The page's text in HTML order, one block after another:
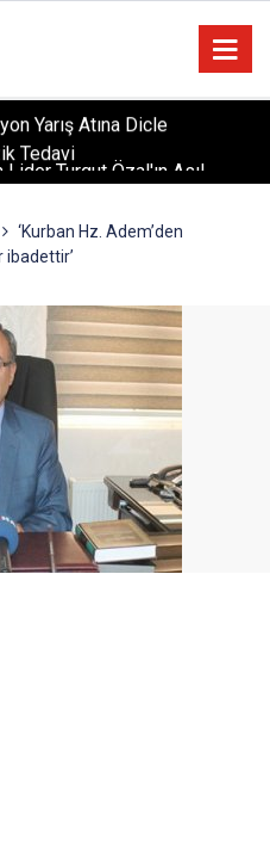
Turgut Özal'ın Asıl
Mühendislik Hikayesi
‘Kurban Hz. Adem’den